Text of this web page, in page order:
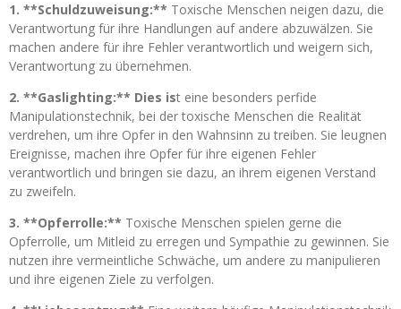
1. **Schuldzuweisung:** Toxische Menschen neigen dazu, die
Verantwortung für ihre Handlungen auf andere abzuwälzen. Sie
machen andere für ihre Fehler verantwortlich und weigern sich,
Verantwortung zu übernehmen.
2. **Gaslighting:** Dies ist eine besonders perfide
Manipulationstechnik, bei der toxische Menschen die Realität
verdrehen, um ihre Opfer in den Wahnsinn zu treiben. Sie leugnen
Ereignisse, machen ihre Opfer für ihre eigenen Fehler
verantwortlich und bringen sie dazu, an ihrem eigenen Verstand
zu zweifeln.
3. **Opferrolle:** Toxische Menschen spielen gerne die
Opferrolle, um Mitleid zu erregen und Sympathie zu gewinnen. Sie
nutzen ihre vermeintliche Schwäche, um andere zu manipulieren
und ihre eigenen Ziele zu verfolgen.